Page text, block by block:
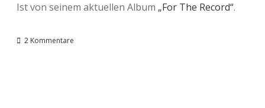
Ist von seinem aktuellen Album „For The Record“.
2 Kommentare